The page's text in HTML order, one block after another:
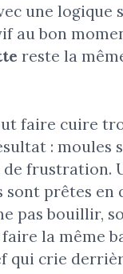
une logique
au bon
reste la
faire cuire
: moules
de frustration.
sont prêtes en
pas bouillir,
la même
qui crie